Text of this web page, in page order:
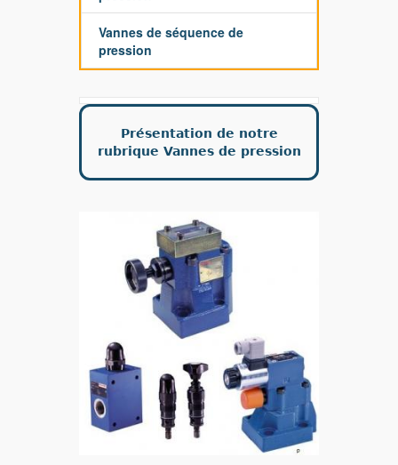
Vannes de séquence de
pression
Présentation de notre
rubrique Vannes de pression